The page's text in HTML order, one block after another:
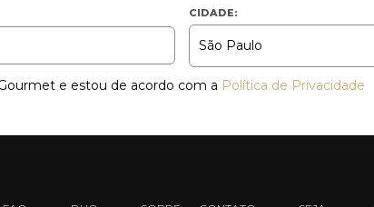
CIDADE:
e estou de acordo com a Política de Privacidade